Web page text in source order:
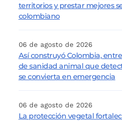
territorios y prestar mejores
colombiano
06 de agosto de 2026
Así construyó Colombia,
de sanidad animal que
se convierta en emergencia
06 de agosto de 2026
La protección vegetal